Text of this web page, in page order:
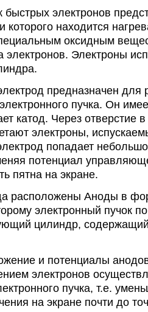
быстрых электронов
которого находится
оксидным
электронов. Электроны
предназначен для
пучка. Он
катод. Через отверстие в
электроны,
попадает
потенциал
пятна на экране.
расположены Аноды в
электронный пучок
цилиндр,
и потенциалы
электронов
пучка, т.е.
на экране почти до